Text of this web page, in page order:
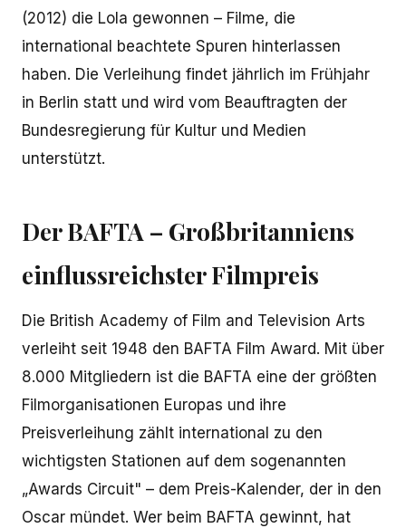
(2012) die Lola gewonnen – Filme, die
international beachtete Spuren hinterlassen
haben. Die Verleihung findet jährlich im Frühjahr
in Berlin statt und wird vom Beauftragten der
Bundesregierung für Kultur und Medien
unterstützt.
Der BAFTA – Großbritanniens
einflussreichster Filmpreis
Die British Academy of Film and Television Arts
verleiht seit 1948 den BAFTA Film Award. Mit über
8.000 Mitgliedern ist die BAFTA eine der größten
Filmorganisationen Europas und ihre
Preisverleihung zählt international zu den
wichtigsten Stationen auf dem sogenannten
„Awards Circuit" – dem Preis-Kalender, der in den
Oscar mündet. Wer beim BAFTA gewinnt, hat